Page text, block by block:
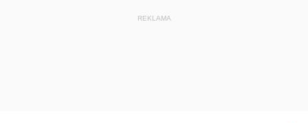
Dziennik Urzędowy Głównego Inspektora Ochrony
REKLAMA